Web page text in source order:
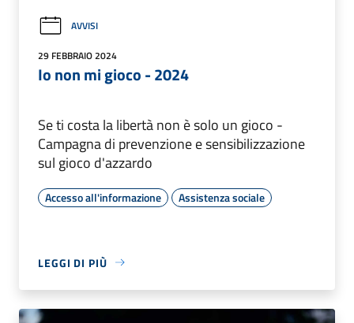
AVVISI
29 FEBBRAIO 2024
Io non mi gioco - 2024
Se ti costa la libertà non è solo un gioco -
Campagna di prevenzione e sensibilizzazione
sul gioco d'azzardo
Accesso all'informazione Assistenza sociale
LEGGI DI PIÙ